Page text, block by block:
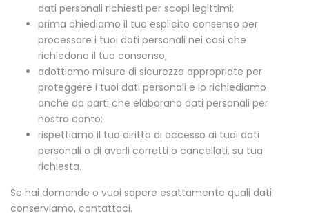
dati personali richiesti per scopi legittimi;
prima chiediamo il tuo esplicito consenso per
processare i tuoi dati personali nei casi che
richiedono il tuo consenso;
adottiamo misure di sicurezza appropriate per
proteggere i tuoi dati personali e lo richiediamo
anche da parti che elaborano dati personali per
nostro conto;
rispettiamo il tuo diritto di accesso ai tuoi dati
personali o di averli corretti o cancellati, su tua
richiesta.
Se hai domande o vuoi sapere esattamente quali dati
conserviamo, contattaci.